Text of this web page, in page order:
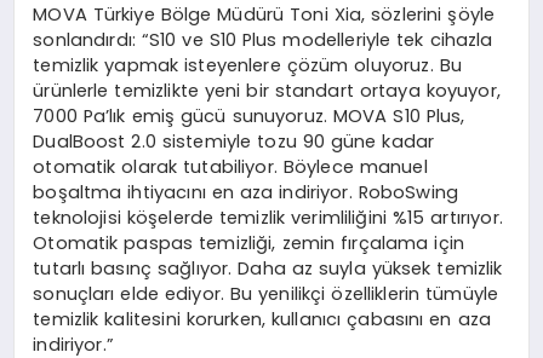
MOVA Türkiye Bölge Müdürü Toni Xia, sözlerini şöyle
sonlandırdı: “S10 ve S10 Plus modelleriyle tek cihazla
temizlik yapmak isteyenlere çözüm oluyoruz. Bu
ürünlerle temizlikte yeni bir standart ortaya koyuyor,
7000 Pa’lık emiş gücü sunuyoruz. MOVA S10 Plus,
DualBoost 2.0 sistemiyle tozu 90 güne kadar
otomatik olarak tutabiliyor. Böylece manuel
boşaltma ihtiyacını en aza indiriyor. RoboSwing
teknolojisi köşelerde temizlik verimliliğini %15 artırıyor.
Otomatik paspas temizliği, zemin fırçalama için
tutarlı basınç sağlıyor. Daha az suyla yüksek temizlik
sonuçları elde ediyor. Bu yenilikçi özelliklerin tümüyle
temizlik kalitesini korurken, kullanıcı çabasını en aza
indiriyor.”